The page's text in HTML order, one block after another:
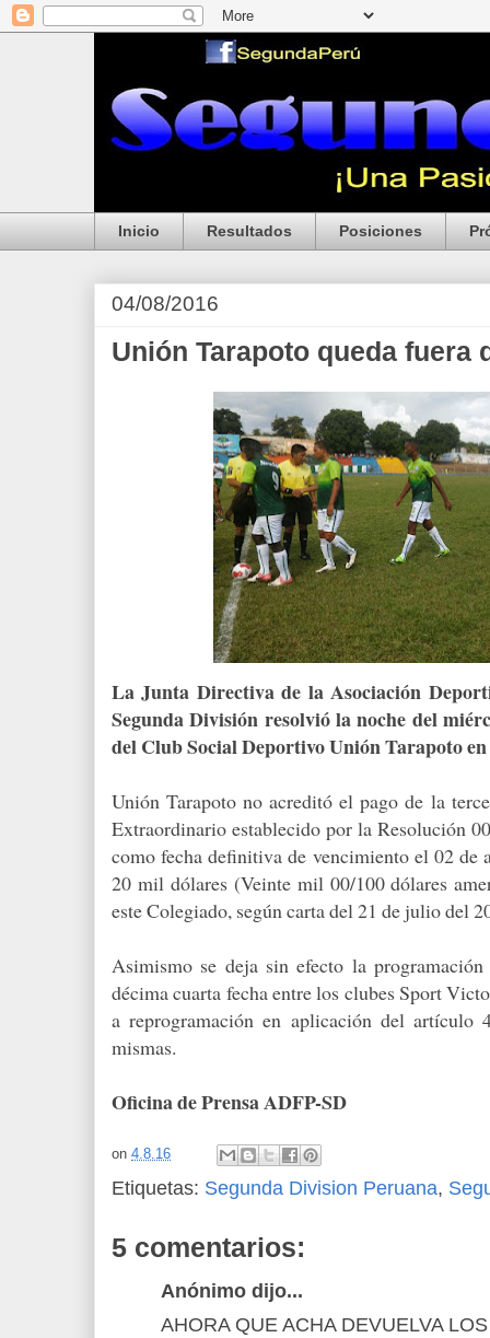
Inicio Resultados Posiciones
04/08/2016
Unión Tarapoto queda fuera
La Junta Directiva de la Asociación
Segunda División resolvió la noche del
del Club Social Deportivo Unión Tarapoto
Unión Tarapoto no acreditó el pago de la
Extraordinario establecido por la Resolución
como fecha definitiva de vencimiento el 02 de
20 mil dólares (Veinte mil 00/100 dólares
este Colegiado, según carta del 21 de julio del
Asimismo se deja sin efecto la
décima cuarta fecha entre los clubes Sport
a reprogramación en aplicación del
mismas.
Oficina de Prensa ADFP-SD
on 4.8.16
Etiquetas: Segunda Division Peruana,
5 comentarios:
Anónimo dijo...
AHORA QUE ACHA DEVUELVA